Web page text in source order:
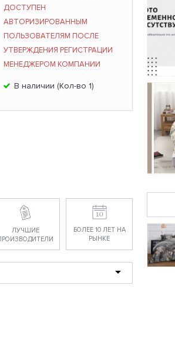
ДОСТУПЕН
АВТОРИЗИРОВАННЫМ
ПОЛЬЗОВАТЕЛЯМ ПОСЛЕ
УТВЕРЖДЕНИЯ РЕГИСТРАЦИИ
МЕНЕДЖЕРОМ КОМПАНИИ
В наличии (Кол-во 1)
ЛУЧШИЕ
БОЛЕЕ 10 ЛЕТ НА
РЫНКЕ
из
из